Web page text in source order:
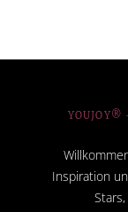
YOUJOY®
Inspiration